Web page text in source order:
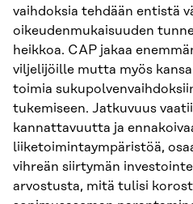
vaihdoksia tehdään entistä
oikeudenmukaisuuden
heikkoa. CAP jakaa
viljelijöille mutta myös
toimia
tukemiseen. Jatkuvuus
kannattavuutta ja
liiketoimintaympäristöä,
vihreän siirtymän
arvostusta, mitä tulisi